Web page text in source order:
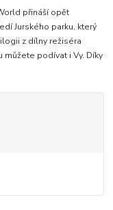
přináší opět
Jurského parku, který
z dílny režiséra
můžete podívat i Vy. Díky